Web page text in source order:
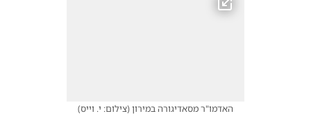
האדמו"ר מסאדיגורה במירון(צילום: י. וייס)